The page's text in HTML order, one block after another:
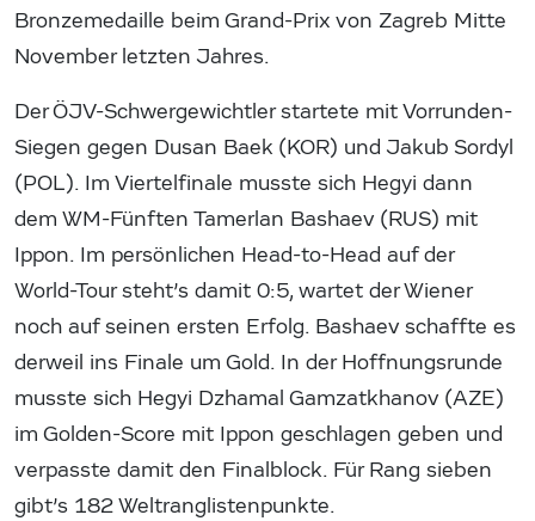
Bronzemedaille beim Grand-Prix von Zagreb Mitte
November letzten Jahres.
Der ÖJV-Schwergewichtler startete mit Vorrunden-
Siegen gegen Dusan Baek (KOR) und Jakub Sordyl
(POL). Im Viertelfinale musste sich Hegyi dann
dem WM-Fünften Tamerlan Bashaev (RUS) mit
Ippon. Im persönlichen Head-to-Head auf der
World-Tour steht’s damit 0:5, wartet der Wiener
noch auf seinen ersten Erfolg. Bashaev schaffte es
derweil ins Finale um Gold. In der Hoffnungsrunde
musste sich Hegyi Dzhamal Gamzatkhanov (AZE)
im Golden-Score mit Ippon geschlagen geben und
verpasste damit den Finalblock. Für Rang sieben
gibt’s 182 Weltranglistenpunkte.